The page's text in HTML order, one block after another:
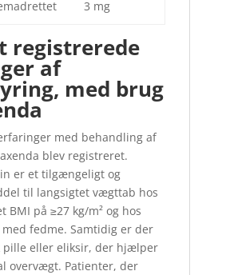
3 mg
registrerede
af
med brug
med behandling af
blev registreret.
er et tilgængeligt og
til langsigtet vægttab hos
BMI på ≥27 kg/m² og hos
med fedme. Samtidig er der
pille eller eliksir, der hjælper
overvægt. Patienter, der